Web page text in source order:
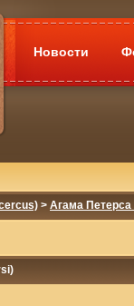
Новости
> Агама